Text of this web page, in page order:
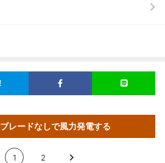
ブレードなしで風力発電する
1 2 >